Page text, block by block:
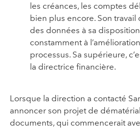
les créances, les comptes
bien plus encore. Son
des données à sa
constamment à
processus. Sa supérieure,
la directrice financière.
Lorsque la direction a contacté
annoncer son projet de
documents, qui commencerait